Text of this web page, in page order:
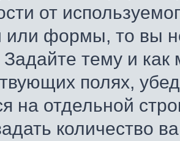
от
или формы, то вы
Задайте тему и
полях,
на отдельной
количество